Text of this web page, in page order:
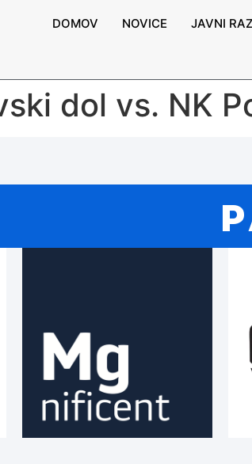
DOMOV NOVICE JAVNI
dol vs. NK